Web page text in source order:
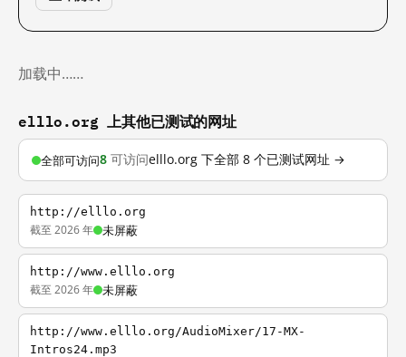
加载中……
elllo.org 上其他已测试的网址
全部可访问8 可访问elllo.org 下全部 8 个已测试网址 →
http://elllo.org
截至 2026 年 未屏蔽
http://www.elllo.org
截至 2026 年 未屏蔽
http://www.elllo.org/AudioMixer/17-MX-
Intros24.mp3